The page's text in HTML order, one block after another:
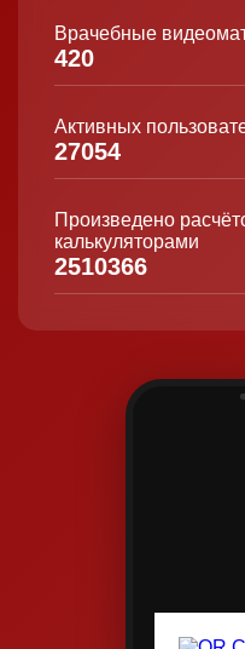
Врачебные
420
Активных
27054
Произведено
калькуляторами
2510366